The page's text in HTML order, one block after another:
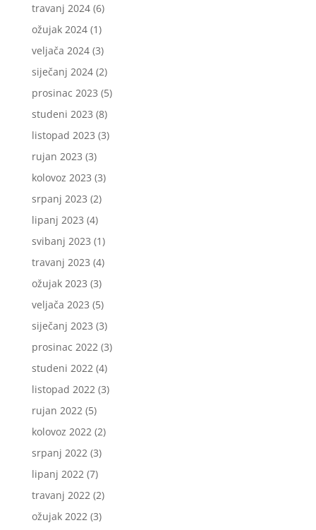
travanj 2024(6)
ožujak 2024(1)
veljača 2024(3)
siječanj 2024(2)
prosinac 2023 (5)
studeni 2023 (8)
listopad 2023 (3)
rujan 2023 (3)
kolovoz 2023 (3)
srpanj 2023 (2)
lipanj 2023 (4)
svibanj 2023 (1)
travanj 2023 (4)
ožujak 2023 (3)
veljača 2023 (5)
siječanj 2023 (3)
prosinac 2022(3)
studeni 2022(4)
listopad 2022(3)
rujan 2022(5)
kolovoz 2022(2)
srpanj 2022(3)
lipanj 2022(7)
travanj 2022(2)
ožujak 2022(3)